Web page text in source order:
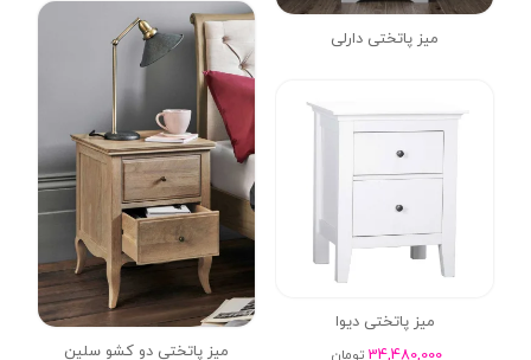
میز پاتختی دارلی
میز پاتختی دو کشو سلین
میز پاتختی دیوا
تومان